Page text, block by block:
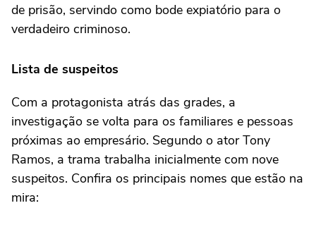
de prisão, servindo como bode expiatório para o
verdadeiro criminoso.
Lista de suspeitos
Com a protagonista atrás das grades, a
investigação se volta para os familiares e pessoas
próximas ao empresário. Segundo o ator Tony
Ramos, a trama trabalha inicialmente com nove
suspeitos. Confira os principais nomes que estão na
mira: